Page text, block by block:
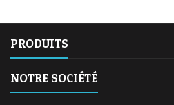
PRODUITS
NOTRE SOCIÉTÉ